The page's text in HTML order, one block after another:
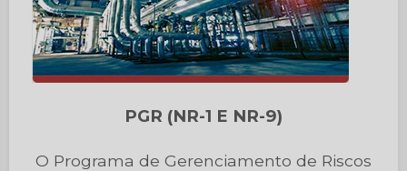
PGR (NR-1 E NR-9)
O Programa de Gerenciamento de Riscos